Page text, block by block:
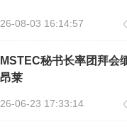
08-03 16:14:57
秘书长率团拜会
莱
06-23 17:33:14